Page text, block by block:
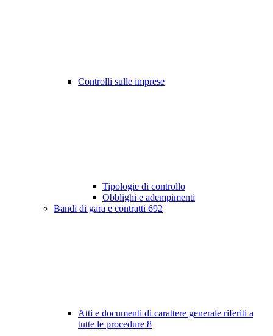
Controlli sulle imprese
Tipologie di controllo
Obblighi e adempimenti
Bandi di gara e contratti 692
Atti e documenti di carattere generale riferiti a
tutte le procedure 8